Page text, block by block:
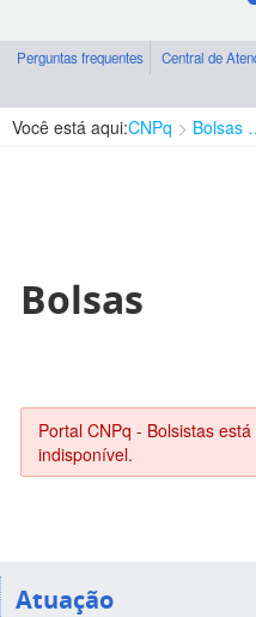
Perguntas frequentes Central de
Você está aqui:CNPq Bolsas
Bolsas
Portal CNPq - Bolsistas
indisponível.
Atuação